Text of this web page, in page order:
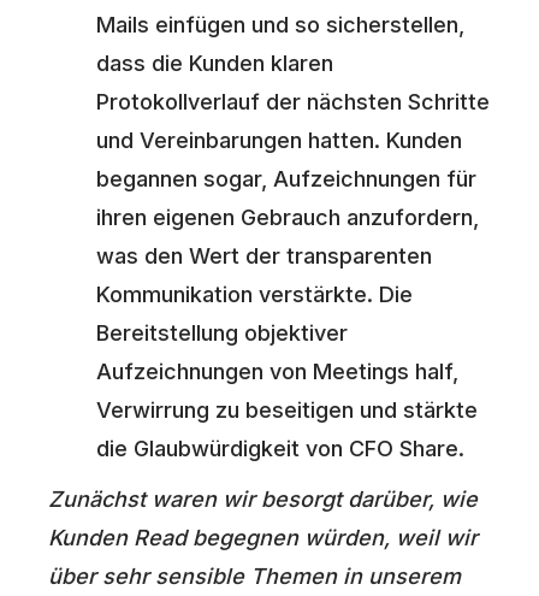
Mails einfügen und so sicherstellen,
dass die Kunden klaren
Protokollverlauf der nächsten Schritte
und Vereinbarungen hatten. Kunden
begannen sogar, Aufzeichnungen für
ihren eigenen Gebrauch anzufordern,
was den Wert der transparenten
Kommunikation verstärkte. Die
Bereitstellung objektiver
Aufzeichnungen von Meetings half,
Verwirrung zu beseitigen und stärkte
die Glaubwürdigkeit von CFO Share.
Zunächst waren wir besorgt darüber, wie
Kunden Read begegnen würden, weil wir
über sehr sensible Themen in unserem